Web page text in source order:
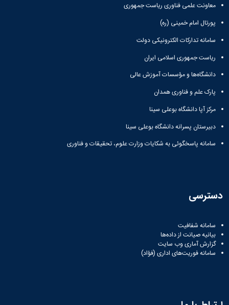
معاونت علمی فناوری ریاست جمهوری
پورتال امام خمینی (ره)
سامانه تدارکات الکترونیکی دولت
ریاست جمهوری اسلامی ایران
دانشگاه‌ها و مؤسسات آموزش عالی
پارک علم و فناوری همدان
مرکز آپا دانشگاه بوعلی سینا
دبیرستان پسرانه دانشگاه بوعلی سینا
سامانه پاسخگوئی به شکایات وزارت علوم، تحقیقات و فناوری
دسترسی
سامانه شفافیت
بیانیه صیانت از داده‌ها
گزارش آماری وب‌ سایت
سامانه فوریت‌های اداری (فؤاد)